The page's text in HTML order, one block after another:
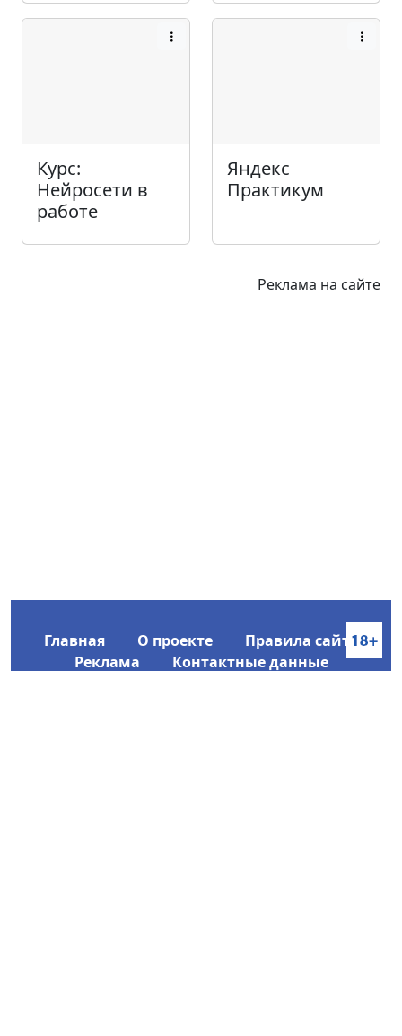
Курс:
Нейросети в
работе
Яндекс
Практикум
Реклама на сайте
Главная О проекте
Правила сайта
Реклама
Контактные данные